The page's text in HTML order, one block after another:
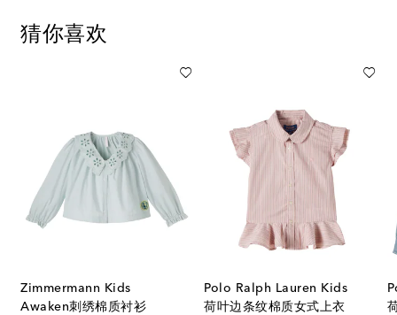
猜你喜欢
Zimmermann Kids
Awaken刺绣棉质衬衫
Polo Ralph Lauren Kids
荷叶边条纹棉质女式上衣